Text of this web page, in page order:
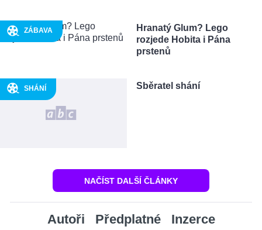
ZÁBAVA
Hranatý Glum? Lego
rozjede Hobita i Pána
prstenů
SHÁNÍ Sběratel shání
NAČÍST DALŠÍ ČLÁNKY
Autoři Předplatné Inzerce